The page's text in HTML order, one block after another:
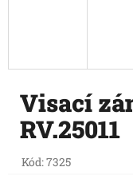
Visací
RV.25011
Kód:7325